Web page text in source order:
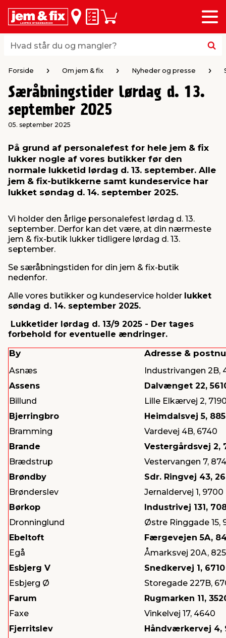
Hvad står du og mangler?
Hvad står du og mangler?
Huskeseddel
Indkøbskurv
Menu
loft & vægge
vinduer
brædder
& varme
& ophæng
& opbevaring
& persienner
& sikkerhed
& syltning
& armatur
& ventilation
kloak
fittings
Home
& kemikalier
& fugemasse
af værktøj
maskiner
& spande
underholdning
udendørs spa
Forside Om jem & fix Nyheder og presse
Særåbningstider lørdag d. 13.
september 2025
05. september 2025
På grund af personalefest for hele jem & fix
lukker nogle af vores butikker før den
normale lukketid lørdag d. 13. september. Alle
jem & fix-butikkerne samt kundeservice har
lukket søndag d. 14. september 2025.
Vi holder den årlige personalefest lørdag d. 13.
september. Derfor kan det være, at din nærmeste
jem & fix-butik lukker tidligere lørdag d. 13.
september.
Se særåbningstiden for din jem & fix-butik
nedenfor.
Alle vores butikker og kundeservice holder lukket
søndag d. 14. september 2025.
Lukketider lørdag d. 13/9 2025 - Der tages
forbehold for eventuelle ændringer.
By Adresse &
Asnæs
Industrivangen 2B,
Assens
Dalvænget 22,
Billund
Lille Elkærvej 2,
Bjerringbro
Heimdalsvej 5,
Bramming
Vardevej 4B, 6740
Brande
Vestergårdsvej 2,
Brædstrup
Vestervangen 7,
Brøndby
Sdr. Ringvej 43,
Brønderslev
Jernaldervej 1, 9700
Børkop
Industrivej 131,
Dronninglund
Østre Ringgade 15,
Ebeltoft
Færgevejen 5A,
Egå
Åmarksvej 20A,
Esbjerg V
Snedkervej 1, 6710
Esbjerg Ø
Storegade 227B,
Farum
Rugmarken 11,
Faxe
Vinkelvej 17, 4640
Fjerritslev
Håndværkervej 4,